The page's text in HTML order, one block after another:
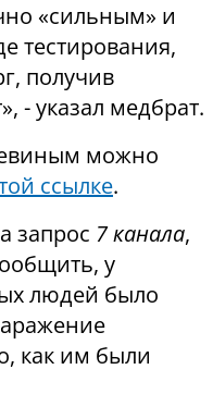
«сильным» и
тестирования,
получив
- указал медбрат.
можно
ссылке.
запрос 7 канала,
у
людей было
как им были